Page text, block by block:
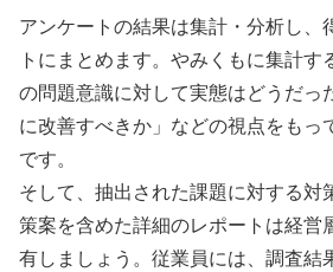
アンケートの結果は集計・分析し、
トにまとめます。やみくもに集計す
の問題意識に対して実態はどうだっ
に改善すべきか」などの視点をもっ
です。
そして、抽出された課題に対する対
策案を含めた詳細のレポートは経営
有しましょう。従業員には、調査結